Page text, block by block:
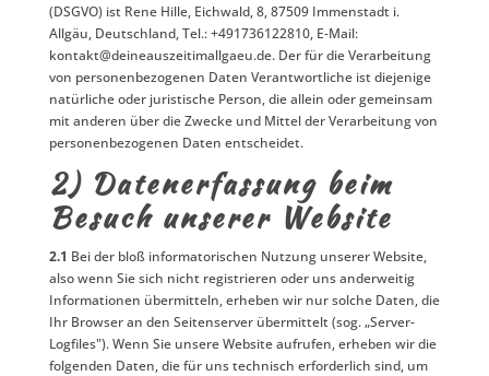
(DSGVO) ist Rene Hille, Eichwald, 8, 87509 Immenstadt i.
Allgäu, Deutschland, Tel.: +491736122810, E-Mail:
kontakt@deineauszeitimallgaeu.de. Der für die Verarbeitung
von personenbezogenen Daten Verantwortliche ist diejenige
natürliche oder juristische Person, die allein oder gemeinsam
mit anderen über die Zwecke und Mittel der Verarbeitung von
personenbezogenen Daten entscheidet.
2) Datenerfassung beim
Besuch unserer Website
2.1 Bei der bloß informatorischen Nutzung unserer Website,
also wenn Sie sich nicht registrieren oder uns anderweitig
Informationen übermitteln, erheben wir nur solche Daten, die
Ihr Browser an den Seitenserver übermittelt (sog. „Server-
Logfiles"). Wenn Sie unsere Website aufrufen, erheben wir die
folgenden Daten, die für uns technisch erforderlich sind, um